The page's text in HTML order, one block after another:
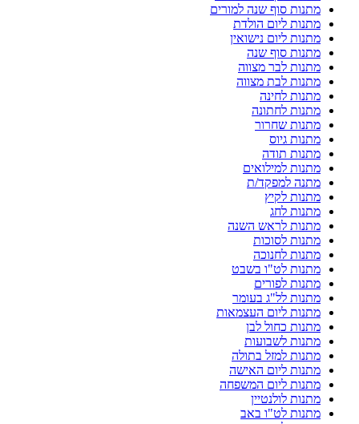
מתנות סוף שנה למורים
מתנות ליום הולדת
מתנות ליום נישואין
מתנות סוף שנה
מתנות לבר מצווה
מתנות לבת מצווה
מתנות לחינה
מתנות לחתונה
מתנות שחרור
מתנות גיוס
מתנות תודה
מתנות למילואים
מתנה למפקד/ת
מתנות לקיץ
מתנות לחג
מתנות לראש השנה
מתנות לסוכות
מתנות לחנוכה
מתנות לט"ו בשבט
מתנות לפורים
מתנות לל"ג בעומר
מתנות ליום העצמאות
מתנות כחול לבן
מתנות לשבועות
מתנות למזל בתולה
מתנות ליום האישה
מתנות ליום המשפחה
מתנות לולנטיין
מתנות לט"ו באב